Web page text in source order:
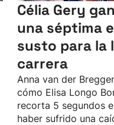
Célia Gery
una séptima
susto para la
carrera
Anna van der
cómo Elisa Longo
recorta 5 segundos
haber sufrido una